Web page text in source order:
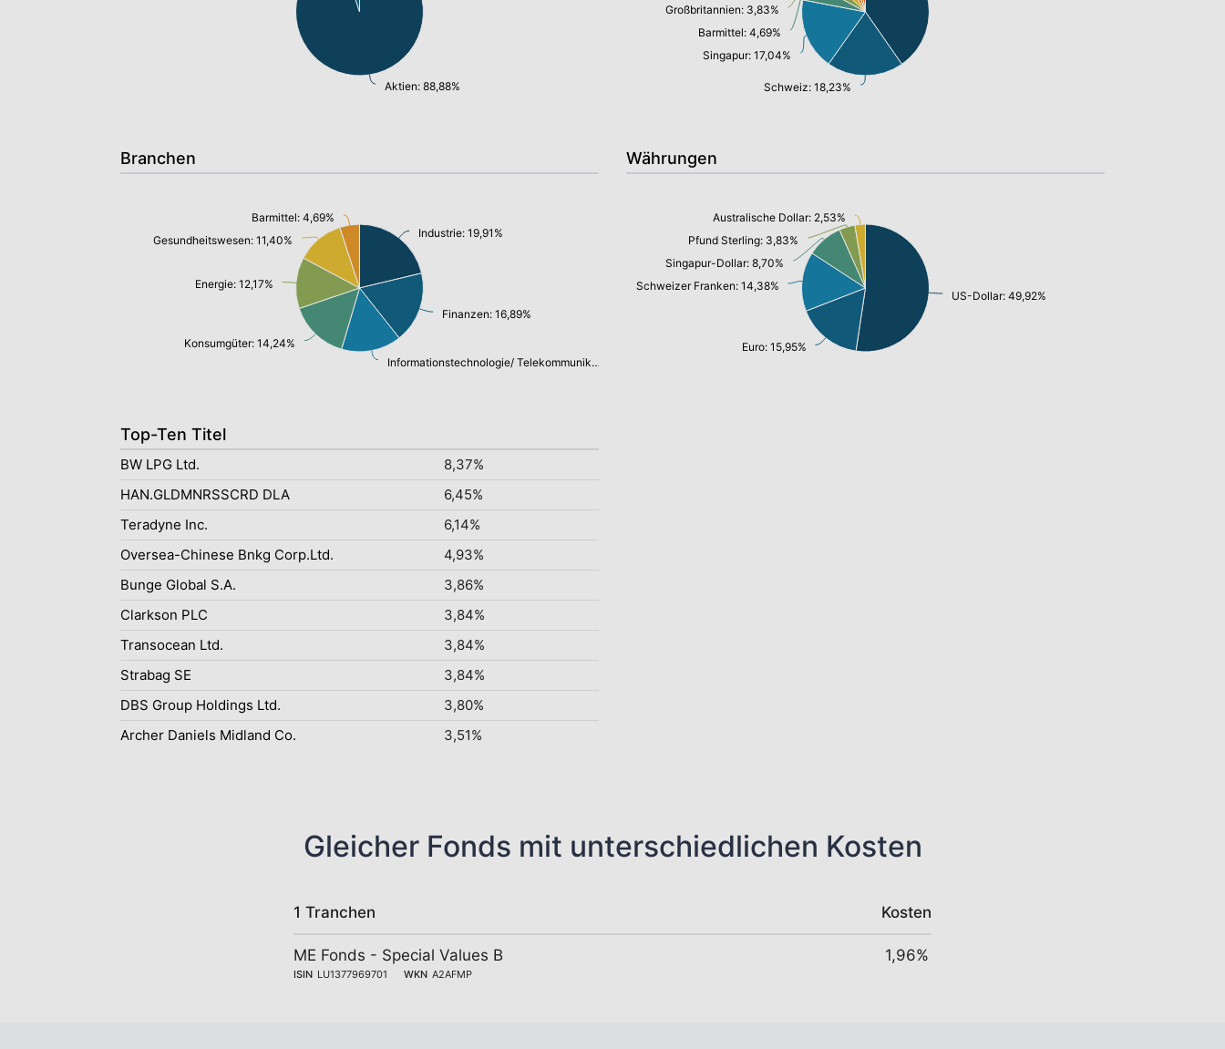
Aktien: 88,88% Schweiz: 18,23%
Singapur: 17,04%
Barmittel: 4,69%
Großbritannien: 3,83%
Branchen
Industrie: 19,91%
Finanzen: 16,89%
Informationstechnologie/ Telekommunikation: 14,26%
Konsumgüter: 14,24%
Energie: 12,17%
Gesundheitswesen: 11,40%
Barmittel: 4,69%
Währungen
US-Dollar: 49,92%
Euro: 15,95%
Schweizer Franken: 14,38%
Singapur-Dollar: 8,70%
Pfund Sterling: 3,83%
Australische Dollar: 2,53%
Top-Ten Titel
BW LPG Ltd.
8,37%
HAN.GLDMNRSSCRD DLA
6,45%
Teradyne Inc.
6,14%
Oversea-Chinese Bnkg Corp.Ltd.
4,93%
Bunge Global S.A.
3,86%
Clarkson PLC
3,84%
Transocean Ltd.
3,84%
Strabag SE
3,84%
DBS Group Holdings Ltd.
3,80%
Archer Daniels Midland Co.
3,51%
Gleicher Fonds mit unterschiedlichen Kosten
1 Tranchen Kosten
ME Fonds - Special Values B
ISIN LU1377969701 WKN A2AFMP
1,96%